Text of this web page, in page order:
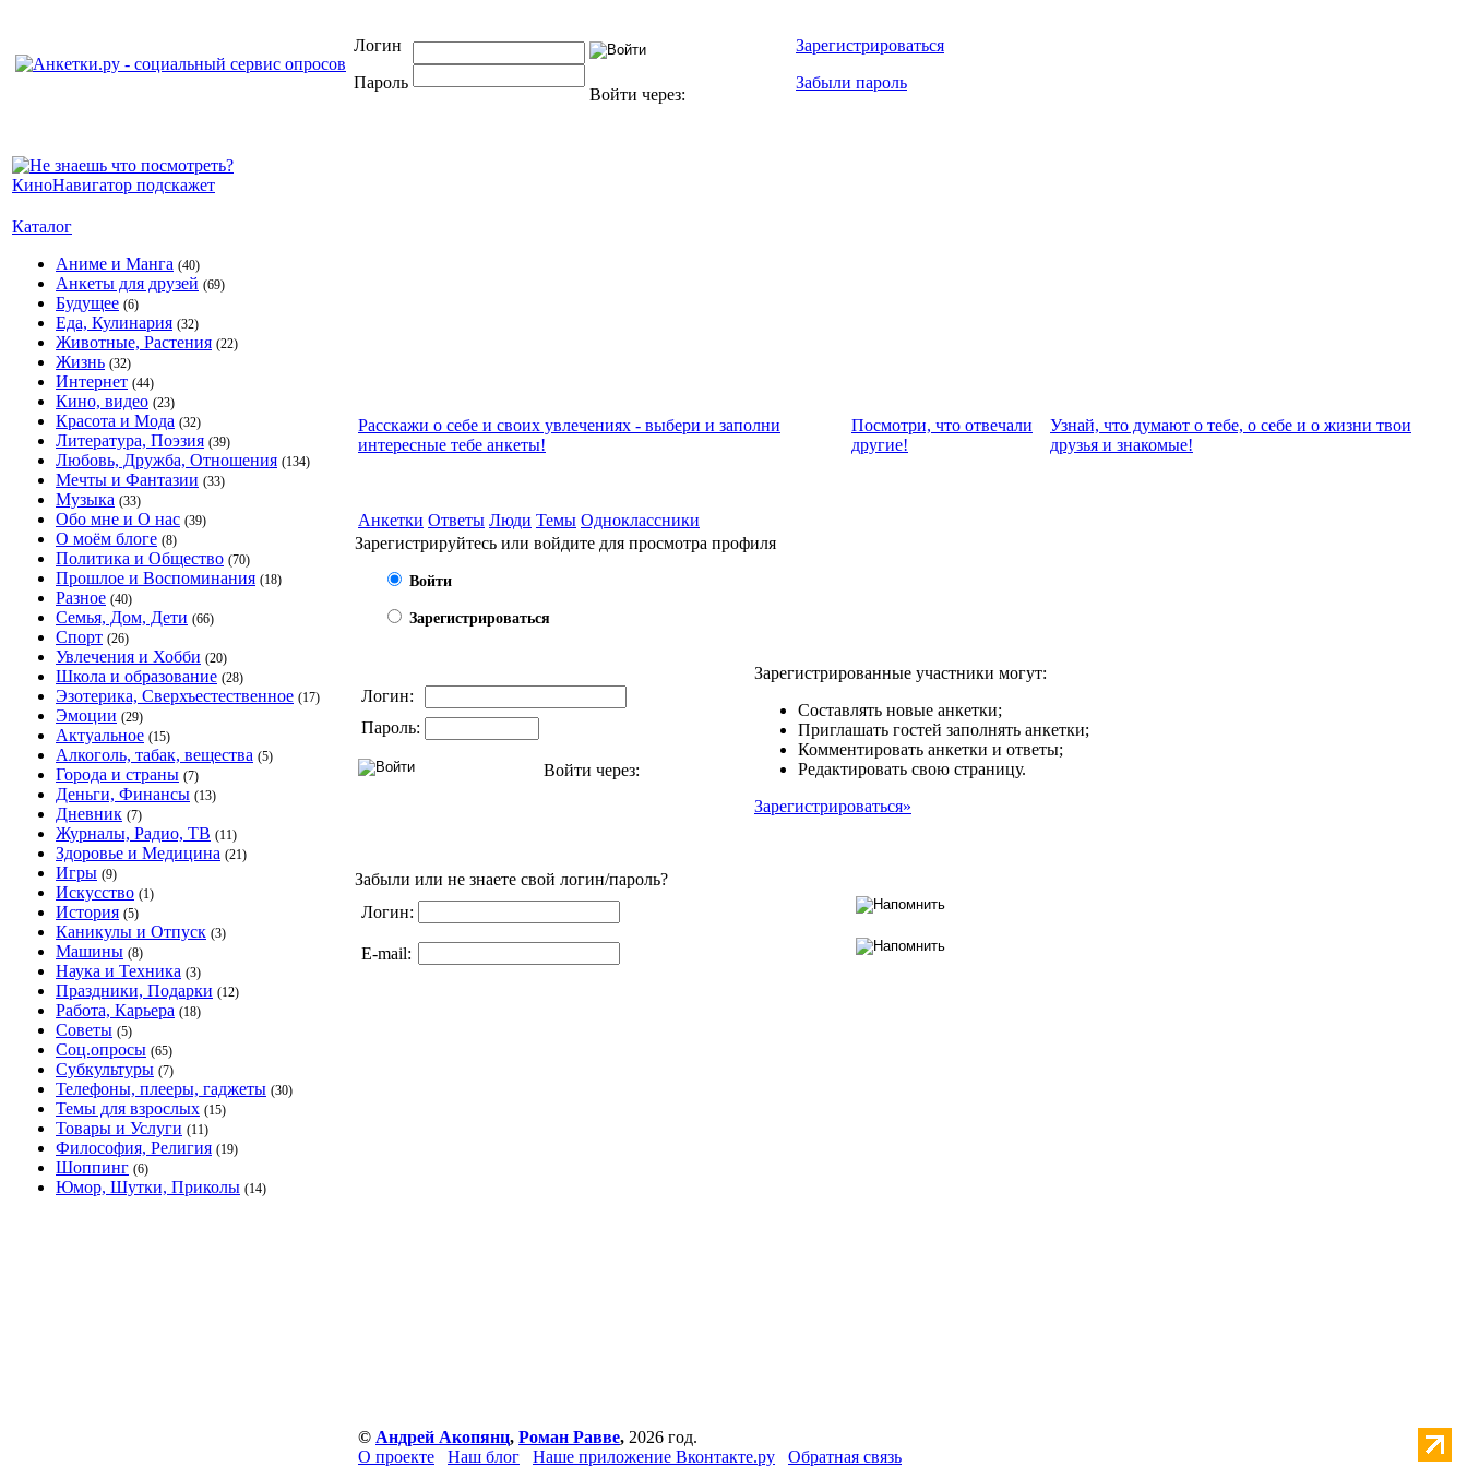
Логин
Пароль
Войти через:
Зарегистрироваться
Забыли пароль
Каталог
Аниме и Манга (40)
Анкеты для друзей (69)
Будущее (6)
Еда, Кулинария (32)
Животные, Растения (22)
Жизнь (32)
Интернет (44)
Кино, видео (23)
Красота и Мода (32)
Литература, Поэзия (39)
Любовь, Дружба, Отношения (134)
Мечты и Фантазии (33)
Музыка (33)
Обо мне и О нас (39)
О моём блоге (8)
Политика и Общество (70)
Прошлое и Воспоминания (18)
Разное (40)
Семья, Дом, Дети (66)
Спорт (26)
Увлечения и Хобби (20)
Школа и образование (28)
Эзотерика, Сверхъестественное (17)
Эмоции (29)
Актуальное (15)
Алкоголь, табак, вещества (5)
Города и страны (7)
Деньги, Финансы (13)
Дневник (7)
Журналы, Радио, ТВ (11)
Здоровье и Медицина (21)
Игры (9)
Искусство (1)
История (5)
Каникулы и Отпуск (3)
Машины (8)
Наука и Техника (3)
Праздники, Подарки (12)
Работа, Карьера (18)
Советы (5)
Соц.опросы (65)
Субкультуры (7)
Телефоны, плееры, гаджеты (30)
Темы для взрослых (15)
Товары и Услуги (11)
Философия, Религия (19)
Шоппинг (6)
Юмор, Шутки, Приколы (14)
Расскажи о себе и своих увлечениях - выбери и заполни
интересные тебе анкеты!
Посмотри, что отвeчали
другие!
Узнай, что думают о тебе, о себе и о жизни твои
друзья и знакомые!
Анкетки Ответы Люди Темы Одноклассники
Зарегистрируйтесь или войдите для просмотра профиля
Войти
Зарегистрироваться
Логин:
Пароль:
Войти через:
Зарегистрированные участники могут:
Составлять новые анкетки;
Приглашать гостей заполнять анкетки;
Комментировать анкетки и ответы;
Редактировать свою страницу.
Зарегистрироваться»
Забыли или не знаете свой логин/пароль?
Логин:
E-mail:
© Андрей Акопянц, Роман Равве, 2026 год.
О проекте
Наш блог Наше приложение Вконтакте.ру Обратная связь